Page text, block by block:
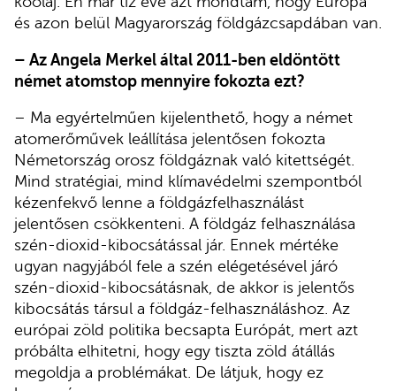
és azon belül Magyarország földgázcsapdában van.
– Az Angela Merkel által 2011-ben eldöntött
német atomstop mennyire fokozta ezt?
– Ma egyértelműen kijelenthető, hogy a német
atomerőművek leállítása jelentősen fokozta
Németország orosz földgáznak való kitettségét.
Mind stratégiai, mind klímavédelmi szempontból
kézenfekvő lenne a földgázfelhasználást
jelentősen csökkenteni. A földgáz felhasználása
szén-dioxid-kibocsátással jár. Ennek mértéke
ugyan nagyjából fele a szén elégetésével járó
szén-dioxid-kibocsátásnak, de akkor is jelentős
kibocsátás társul a földgáz-felhasználáshoz. Az
európai zöld politika becsapta Európát, mert azt
próbálta elhitetni, hogy egy tiszta zöld átállás
megoldja a problémákat. De látjuk, hogy ez